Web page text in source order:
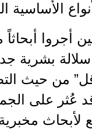
الأساسية
أجروا
بشرية
من حيث
قد عُثر على
لكن لم تخضع